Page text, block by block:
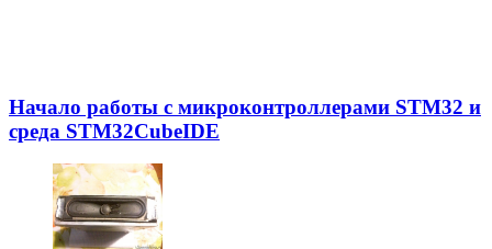
Начало работы с микроконтроллерами STM32 и
среда STM32CubeIDE